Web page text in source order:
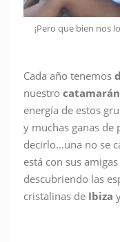
¡Pero que bien nos
Cada año tenemos
nuestrocatamarán
energía de estos
y muchas ganas de
decirlo…una no se
está con sus
descubriendo las
cristalinas de Ibiza